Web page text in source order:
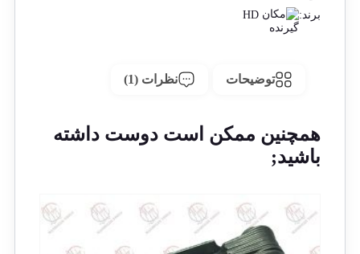
برند: HD
توضیحات نظرات (1)
همچنین ممکن است دوست داشته
باشید;